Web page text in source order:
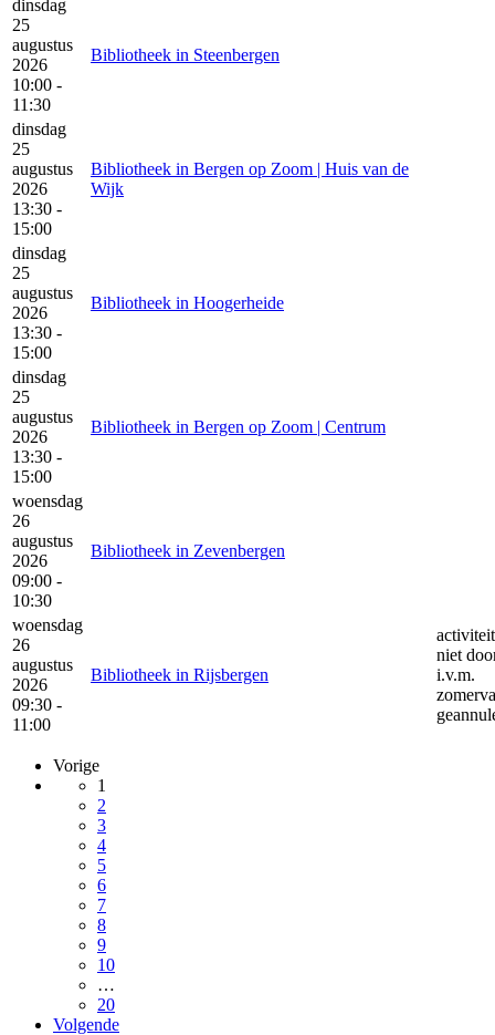
dinsdag
25
augustus
2026
10:00 -
11:30
Bibliotheek in Steenbergen
dinsdag
25
augustus
2026
13:30 -
15:00
Bibliotheek in Bergen op Zoom | Huis van de
Wijk
dinsdag
25
augustus
2026
13:30 -
15:00
Bibliotheek in Hoogerheide
dinsdag
25
augustus
2026
13:30 -
15:00
Bibliotheek in Bergen op Zoom | Centrum
woensdag
26
augustus
2026
09:00 -
10:30
Bibliotheek in Zevenbergen
woensdag
26
augustus
2026
09:30 -
11:00
Bibliotheek in Rijsbergen
niet
i.v.m.
Vorige
1
2
3
4
5
6
7
8
9
10
…
20
Volgende